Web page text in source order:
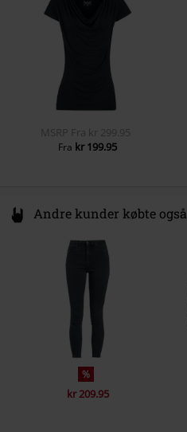
www.emp.de
MSRP Fra kr 299.95
Fra kr 199.95
Andre kunder købte også
%
kr 209.95